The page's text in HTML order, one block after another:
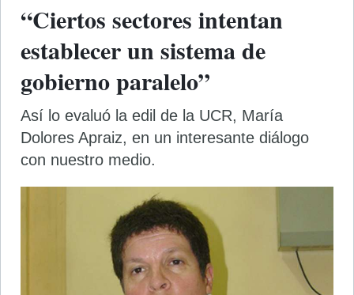
“Ciertos sectores intentan
establecer un sistema de
gobierno paralelo”
Así lo evaluó la edil de la UCR, María
Dolores Apraiz, en un interesante diálogo
con nuestro medio.